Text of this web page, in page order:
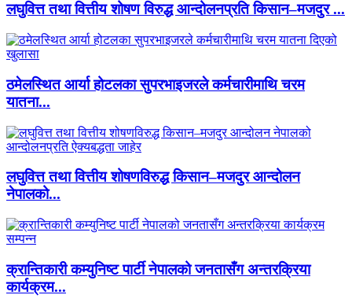
लघुवित्त तथा वित्तीय शोषण विरुद्ध आन्दोलनप्रति किसान–मजदुर ...
ठमेलस्थित आर्या होटलका सुपरभाइजरले कर्मचारीमाथि चरम
यातना...
लघुवित्त तथा वित्तीय शोषणविरुद्ध किसान–मजदुर आन्दोलन
नेपालको...
क्रान्तिकारी कम्युनिष्ट पार्टी नेपालको जनतासँग अन्तरक्रिया
कार्यक्रम...